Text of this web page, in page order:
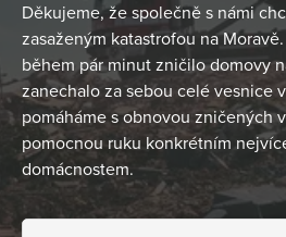
Děkujeme, že společně s námi
zasaženým katastrofou na
během pár minut zničilo domovy
zanechalo za sebou celé vesnice
pomáháme s obnovou zničených
pomocnou ruku konkrétním
domácnostem.